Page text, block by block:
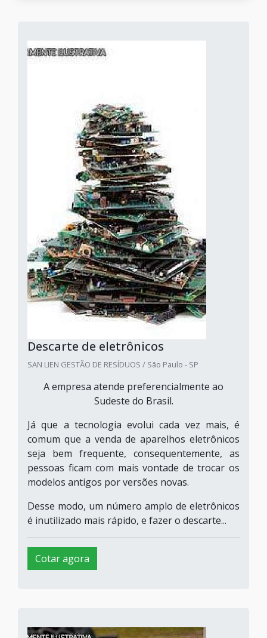
Descarte de eletrônicos
SAN LIEN GESTÃO DE RESÍDUOS / São Paulo - SP
A empresa atende preferencialmente ao
Sudeste do Brasil.
Já que a tecnologia evolui cada vez mais, é
comum que a venda de aparelhos eletrônicos
seja bem frequente, consequentemente, as
pessoas ficam com mais vontade de trocar os
modelos antigos por versões novas.
Desse modo, um número amplo de eletrônicos
é inutilizado mais rápido, e fazer o descarte...
Cotar agora